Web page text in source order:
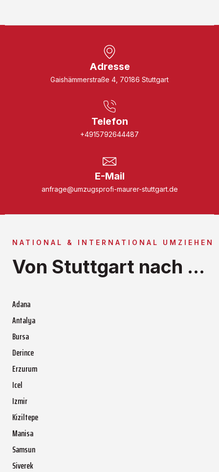
Adresse
Gaishämmerstraße 4, 70186 Stuttgart
Telefon
+4915792644487
E-Mail
anfrage@umzugsprofi-maurer-stuttgart.de
NATIONAL & INTERNATIONAL UMZIEHEN
Von Stuttgart nach ...
Adana
Antalya
Bursa
Derince
Erzurum
Icel
Izmir
Kiziltepe
Manisa
Samsun
Siverek